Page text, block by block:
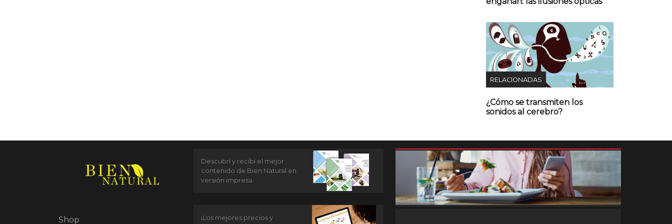
RELACIONADAS
¿Cómo se transmiten los
sonidos al cerebro?
Shop
Descubrí y recibí el mejor
contenido de Bien Natural en
versión impresa
¡Los mejores precios y